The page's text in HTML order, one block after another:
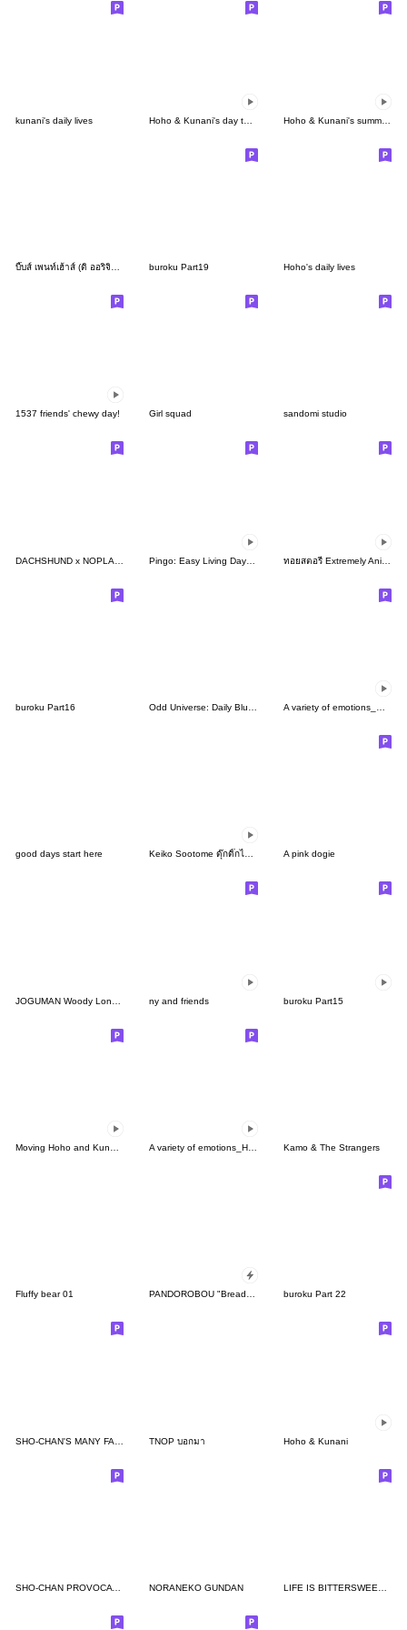
kunani's daily lives Hoho & Kunani's summer camp
buroku Part19 Hoho's daily lives
1537 friends' chewy day! Girl squad sandomi studio
ทอยสตอรี่ Extremely Animated!
buroku Part16
good days start here Keiko Sootome ดุ๊กดิ๊กไม่หยุด! A pink dogie
ny and friends buroku Part15
Kamo & The Strangers
Fluffy bear 01 PANDOROBOU "Bread Thief" Pop-up buroku Part 22
TNOP บอกมา Hoho & Kunani
NORANEKO GUNDAN